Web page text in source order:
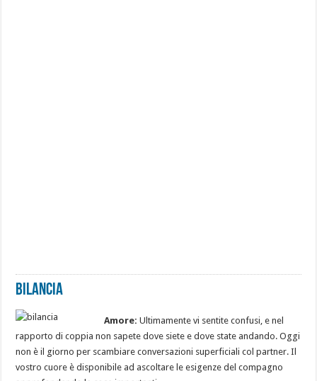
Bilancia
Amore: Ultimamente vi sentite confusi, e nel
rapporto di coppia non sapete dove siete e dove state andando. Oggi
non è il giorno per scambiare conversazioni superficiali col partner. Il
vostro cuore è disponibile ad ascoltare le esigenze del compagno